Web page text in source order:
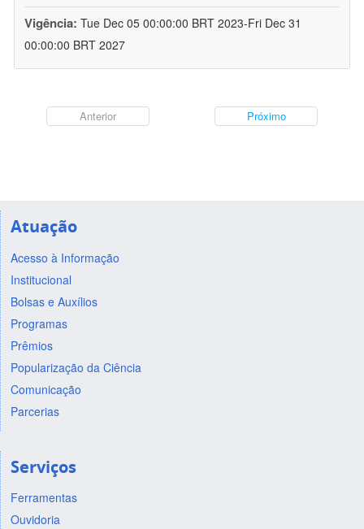
Vigência: Tue Dec 05 00:00:00 BRT 2023-Fri Dec 31
00:00:00 BRT 2027
Anterior Próximo
Atuação
Acesso à Informação
Institucional
Bolsas e Auxílios
Programas
Prêmios
Popularização da Ciência
Comunicação
Parcerias
Serviços
Ferramentas
Ouvidoria